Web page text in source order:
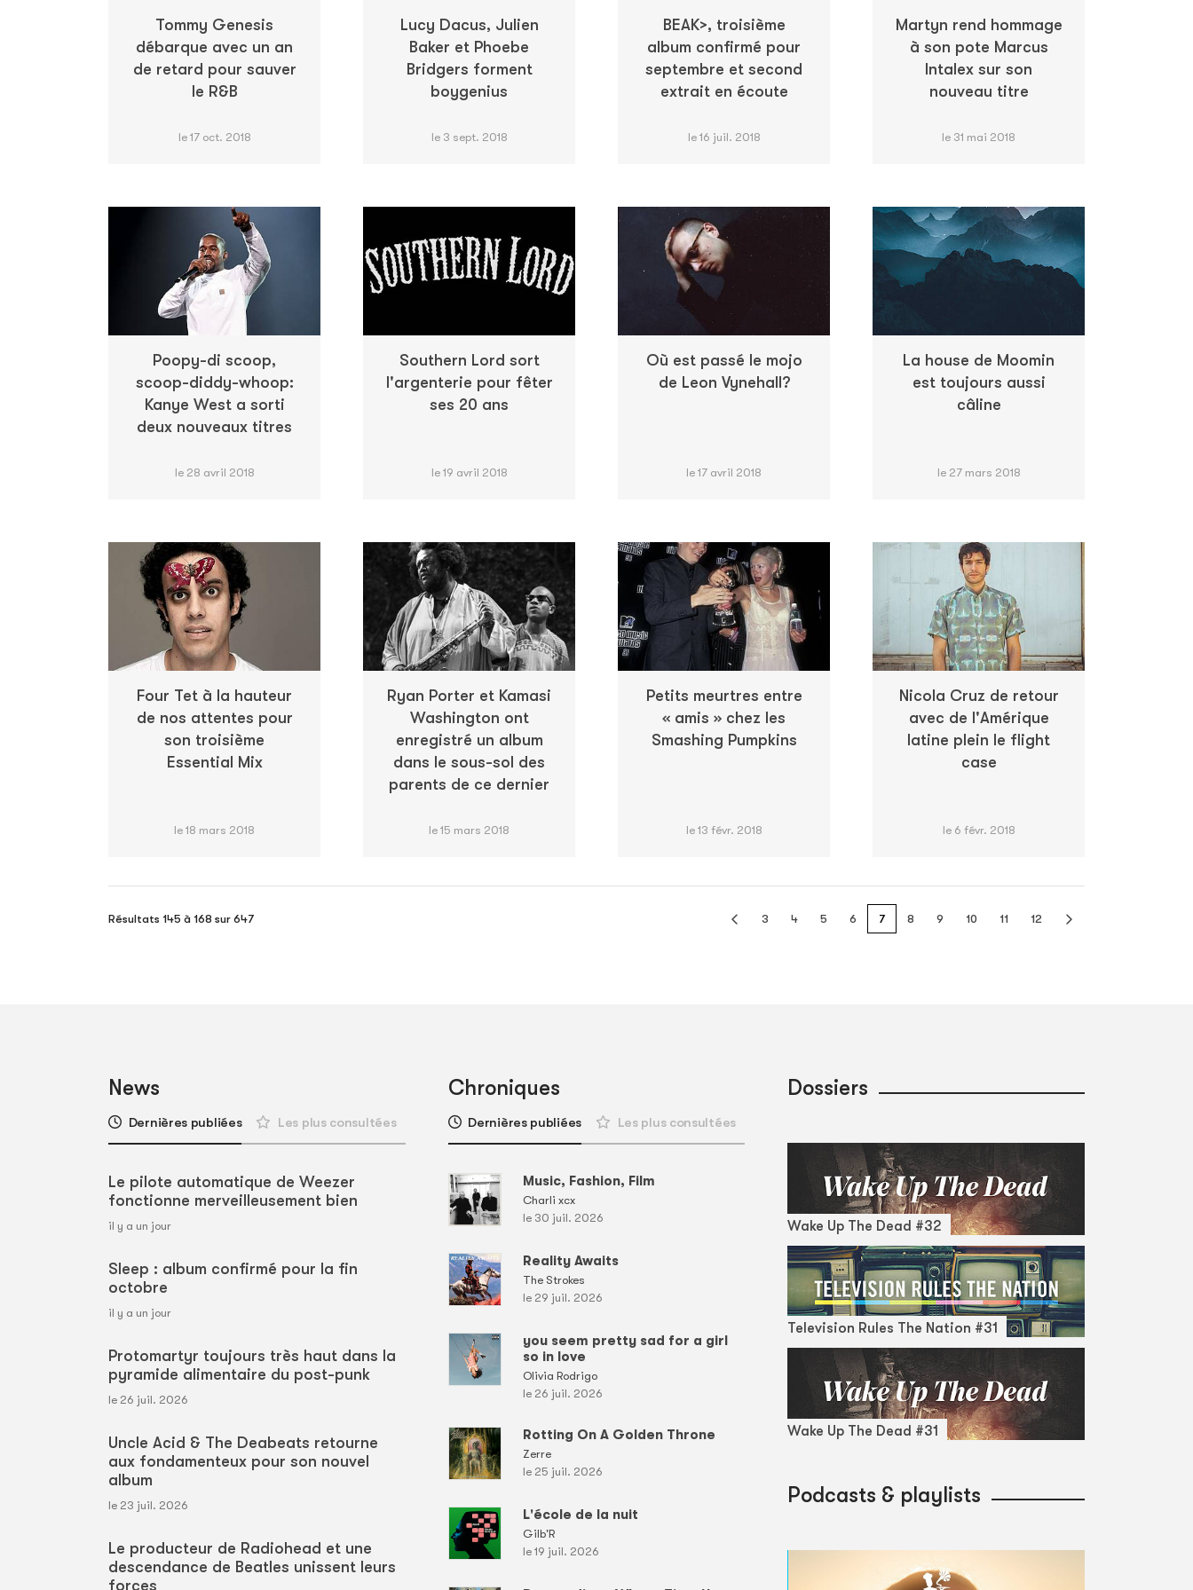
Tommy Genesis
débarque avec un an
de retard pour sauver
le R&B
le 17 oct. 2018
Lucy Dacus, Julien
Baker et Phoebe
Bridgers forment
boygenius
le 3 sept. 2018
BEAK>, troisième
album confirmé pour
septembre et second
extrait en écoute
le 16 juil. 2018
Martyn rend hommage
à son pote Marcus
Intalex sur son
nouveau titre
le 31 mai 2018
Poopy-di scoop,
scoop-diddy-whoop:
Kanye West a sorti
deux nouveaux titres
le 28 avril 2018
Southern Lord sort
l'argenterie pour fêter
ses 20 ans
le 19 avril 2018
Où est passé le mojo
de Leon Vynehall?
le 17 avril 2018
La house de Moomin
est toujours aussi
câline
le 27 mars 2018
Four Tet à la hauteur
de nos attentes pour
son troisième
Essential Mix
le 18 mars 2018
Ryan Porter et Kamasi
Washington ont
enregistré un album
dans le sous-sol des
parents de ce dernier
le 15 mars 2018
Petits meurtres entre
« amis » chez les
Smashing Pumpkins
le 13 févr. 2018
Nicola Cruz de retour
avec de l'Amérique
latine plein le flight
case
le 6 févr. 2018
Résultats 145 à 168 sur 647 3 4 5 6 7 8 9 10 11 12
News
Dernières publiées Les plus consultées
Le pilote automatique de Weezer
fonctionne merveilleusement bien
il y a un jour
Sleep : album confirmé pour la fin
octobre
il y a un jour
Protomartyr toujours très haut dans la
pyramide alimentaire du post-punk
le 26 juil. 2026
Uncle Acid & The Deabeats retourne
aux fondamenteux pour son nouvel
album
le 23 juil. 2026
Le producteur de Radiohead et une
descendance de Beatles unissent leurs
forces
Chroniques
Dernières publiées Les plus consultées
Music, Fashion, Film
Charli xcx
le 30 juil. 2026
Reality Awaits
The Strokes
le 29 juil. 2026
you seem pretty sad for a girl
so in love
Olivia Rodrigo
le 26 juil. 2026
Rotting On A Golden Throne
Zerre
le 25 juil. 2026
L'école de la nuit
Gilb'R
le 19 juil. 2026
Dossiers
Wake Up The Dead #32
Television Rules The Nation #31
Wake Up The Dead #31
Podcasts & playlists